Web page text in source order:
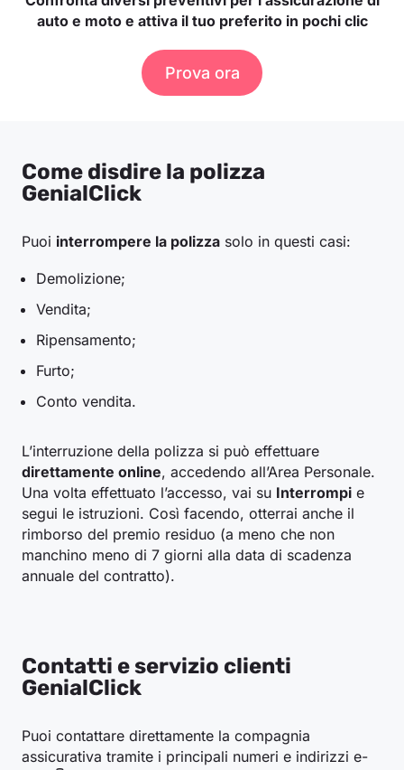
auto e moto e attiva il tuo preferito in pochi clic
Prova ora
Come disdire la polizza
GenialClick
Puoi interrompere la polizza solo in questi casi:
Demolizione;
Vendita;
Ripensamento;
Furto;
Conto vendita.
L’interruzione della polizza si può effettuare
direttamente online, accedendo all’Area Personale.
Una volta effettuato l’accesso, vai su Interrompi e
segui le istruzioni. Così facendo, otterrai anche il
rimborso del premio residuo (a meno che non
manchino meno di 7 giorni alla data di scadenza
annuale del contratto).
Contatti e servizio clienti
GenialClick
Puoi contattare direttamente la compagnia
assicurativa tramite i principali numeri e indirizzi e-